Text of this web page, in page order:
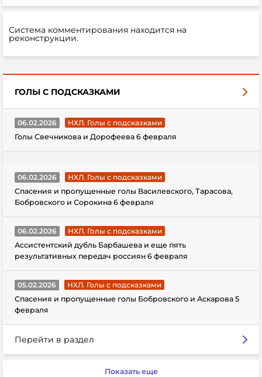
Система комментирования находится на
реконструкции.
ГОЛЫ С ПОДСКАЗКАМИ
06.02.2026
НХЛ. Голы с подсказками
Голы Свечникова и Дорофеева 6 февраля
06.02.2026
НХЛ. Голы с подсказками
Спасения и пропущенные голы Василевского, Тарасова,
Бобровского и Сорокина 6 февраля
06.02.2026
НХЛ. Голы с подсказками
Ассистентский дубль Барбашева и еще пять
результативных передач россиян 6 февраля
05.02.2026
НХЛ. Голы с подсказками
Спасения и пропущенные голы Бобровского и Аскарова 5
февраля
Перейти в раздел
Показать еще